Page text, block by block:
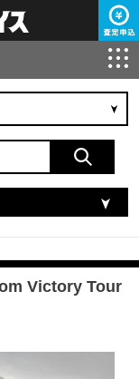
Victory Tour